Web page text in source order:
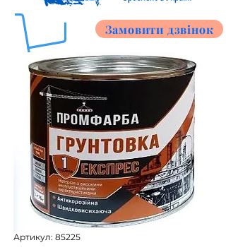
Замовити дзвінок
Артикул: 85225